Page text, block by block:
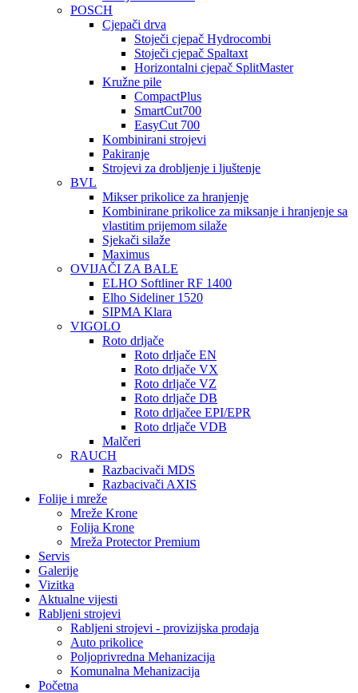
POSCH
Cjepači drva
Stoječi cjepač Hydrocombi
Stoječi cjepač Spaltaxt
Horizontalni cjepač SplitMaster
Kružne pile
CompactPlus
SmartCut700
EasyCut 700
Kombinirani strojevi
Pakiranje
Strojevi za drobljenje i ljuštenje
BVL
Mikser prikolice za hranjenje
Kombinirane prikolice za miksanje i hranjenje sa
vlastitim prijemom silaže
Sjekači silaže
Maximus
OVIJAČI ZA BALE
ELHO Softliner RF 1400
Elho Sideliner 1520
SIPMA Klara
VIGOLO
Roto drljače
Roto drljače EN
Roto drljače VX
Roto drljače VZ
Roto drljače DB
Roto drljačee EPI/EPR
Roto drljače VDB
Malčeri
RAUCH
Razbacivači MDS
Razbacivači AXIS
Folije i mreže
Mreže Krone
Folija Krone
Mreža Protector Premium
Servis
Galerije
Vizitka
Aktualne vijesti
Rabljeni strojevi
Rabljeni strojevi - provizijska prodaja
Auto prikolice
Poljoprivredna Mehanizacija
Komunalna Mehanizacija
Početna